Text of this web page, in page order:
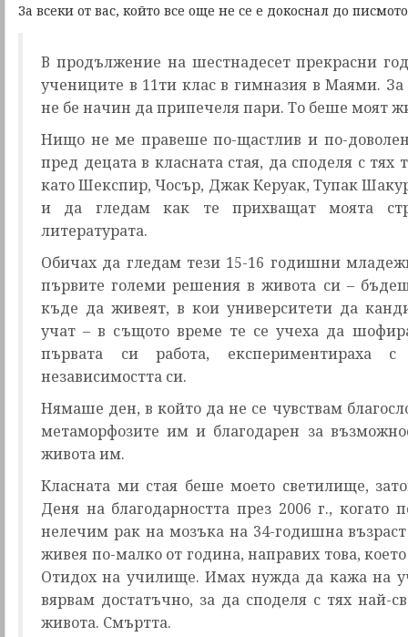
За всеки от вас, който все още не се е докоснал до
В продължение на шестнадесет прекрасни
учениците в 11ти клас в гимназия в Маями.
не бе начин да припечеля пари. То беше моят
Нищо не ме правеше по-щастлив и по-доволен
пред децата в класната стая, да споделя с тях
като Шекспир, Чосър, Джак Керуак, Тупак
и да гледам как те прихващат моята
литературата.
Обичах да гледам тези 15-16 годишни
първите големи решения в живота си –
къде да живеят, в кои университети да
учат – в същото време те се учеха да
първата си работа, експериментираха
независимостта си.
Нямаше ден, в който да не се чувствам
метаморфозите им и благодарен за
живота им.
Класната ми стая беше моето светилище,
Деня на благодарността през 2006 г., когато
нелечим рак на мозъка на 34-годишна
живея по-малко от година, направих това,
Отидох на училище. Имах нужда да кажа на
вярвам достатъчно, за да споделя с тях най-
живота. Смъртта.